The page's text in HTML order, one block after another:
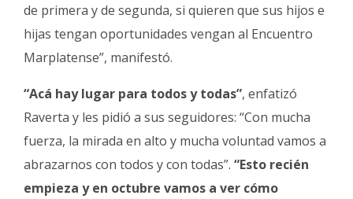
de primera y de segunda, si quieren que sus hijos e
hijas tengan oportunidades vengan al Encuentro
Marplatense”, manifestó.
“Acá hay lugar para todos y todas”, enfatizó
Raverta y les pidió a sus seguidores: “Con mucha
fuerza, la mirada en alto y mucha voluntad vamos a
abrazarnos con todos y con todas”. “Esto recién
empieza y en octubre vamos a ver cómo